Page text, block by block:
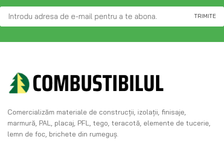
Comercializăm materiale de construcţii, izolaţii, finisaje,
marmură, PAL, placaj, PFL, tego, teracotă, elemente de tucerie,
lemn de foc, brichete din rumeguş.